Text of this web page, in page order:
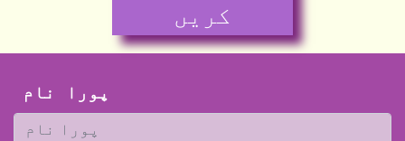
کریں
پورا نام